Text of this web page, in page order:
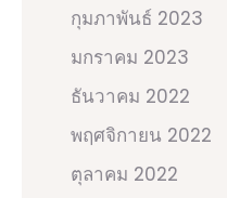
กุมภาพันธ์ 2023
มกราคม 2023
ธันวาคม 2022
พฤศจิกายน 2022
ตุลาคม 2022